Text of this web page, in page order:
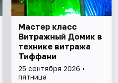
Мастер класс
Витражный Домик в
технике витража
Тиффани
25 сентября 2026 •
пятница